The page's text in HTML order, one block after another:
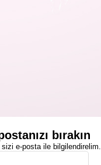
bırakın
sizi e-posta ile bilgilendirelim.